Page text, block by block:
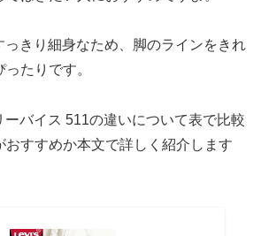
っきり細身なため、脚のラインをきれ
たりです。
ーバイス 511の違いについて表で比較
おすすめか本文で詳しく紹介します